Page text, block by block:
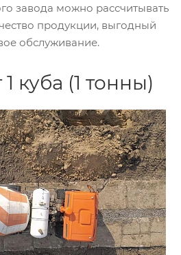
завода можно рассчитывать
продукции, выгодный
обслуживание.
куба (1 тонны)